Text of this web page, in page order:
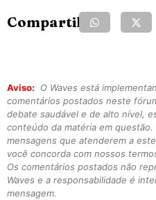
Compartilhe:
Aviso:
O Waves está
comentários postados neste
debate saudável e de alto nível,
conteúdo da matéria em questão.
mensagens que atenderem a
você concorda com nossos
Os comentários postados não
Waves e a responsabilidade é
mensagem.